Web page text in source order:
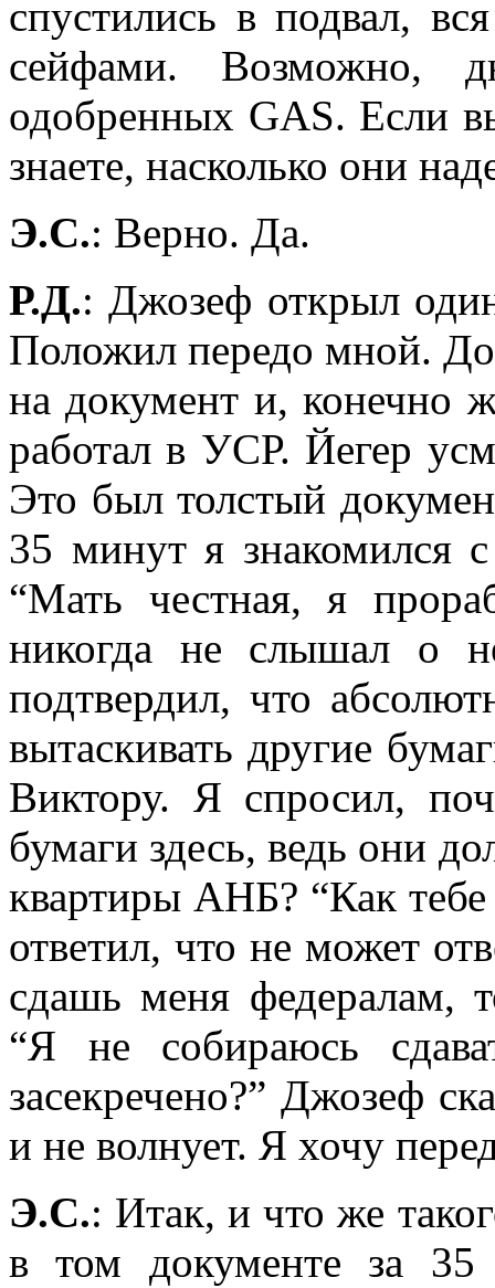
спустились в подвал,
сейфами. Возможно,
одобренных GAS. Если
знаете, насколько они
Э.С.: Верно. Да.
Р.Д.: Джозеф открыл
Положил передо мной.
на документ и, конечно
работал в УСР. Йегер
Это был толстый
35 минут я знакомился
“Мать честная, я
никогда не слышал о
подтвердил, что
вытаскивать другие
Виктору. Я спросил,
бумаги здесь, ведь они
квартиры АНБ? “Как
ответил, что не может
сдашь меня федералам,
“Я не собираюсь
засекречено?” Джозеф
и не волнует. Я хочу
Э.С.: Итак, и что же
в том документе за